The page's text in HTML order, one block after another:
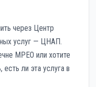
через Центр
услуг — ЦНАП.
МРЕО или хотите
есть ли эта услуга в